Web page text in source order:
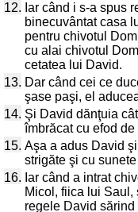
12. Iar când i s-a spus
binecuvântat casa
pentru chivotul
cu alai chivotul
cetatea lui David.
13. Dar când cei ce
şase paşi, el
14. Şi David dănţuia
îmbrăcat cu efod de
15. Aşa a adus David
strigăte şi cu
16. Iar când a intrat
Micol, fiica lui Saul,
regele David